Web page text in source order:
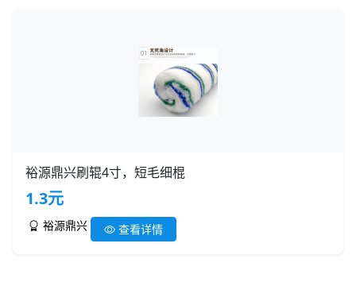
裕源鼎兴刷辊4寸，短毛细棍
1.3元
裕源鼎兴 查看详情